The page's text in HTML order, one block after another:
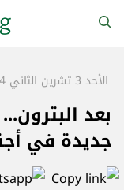
الأحد 3 تشرين الثاني 2024 23:03:30
بعد
جديدة في